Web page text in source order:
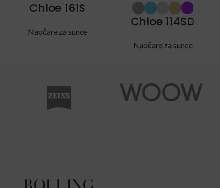
Chloe 161S
Naočare za sunce
Chloe 114SD
Naočare za sunce